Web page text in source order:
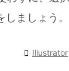
ましょう。
 Illustrator